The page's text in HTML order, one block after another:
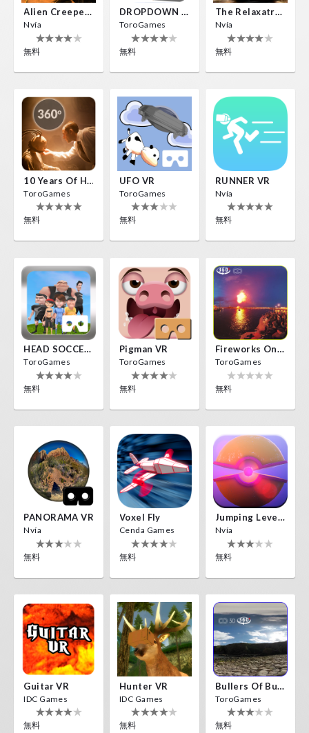
Alien Creepers VR
Nvía
無料
DROPDOWN VR
ToroGames
無料
The Relaxatron
Nvía
無料
10 Years Of Horror Nights
ToroGames
無料
UFO VR
ToroGames
無料
RUNNER VR
Nvía
無料
HEAD SOCCER VR
ToroGames
無料
Pigman VR
ToroGames
無料
Fireworks On Victory Day
ToroGames
無料
PANORAMA VR
Nvía
無料
Voxel Fly
Cenda Games
無料
Jumping Levels
Nvía
無料
Guitar VR
IDC Games
無料
Hunter VR
IDC Games
無料
Bullers Of Buchan Aberdeen
ToroGames
無料